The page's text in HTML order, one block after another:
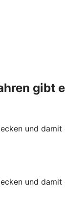
gibt
und
und